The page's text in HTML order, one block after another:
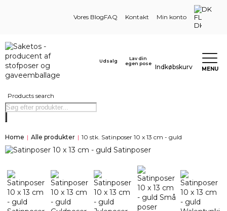
Vores BlogFAQ Kontakt Min konto
DK
Products search
Udsalg
Lav din
egen pose
Indkøbskurv MENU
Home | Alle produkter | 10 stk. Satinposer 10 x 13 cm - guld